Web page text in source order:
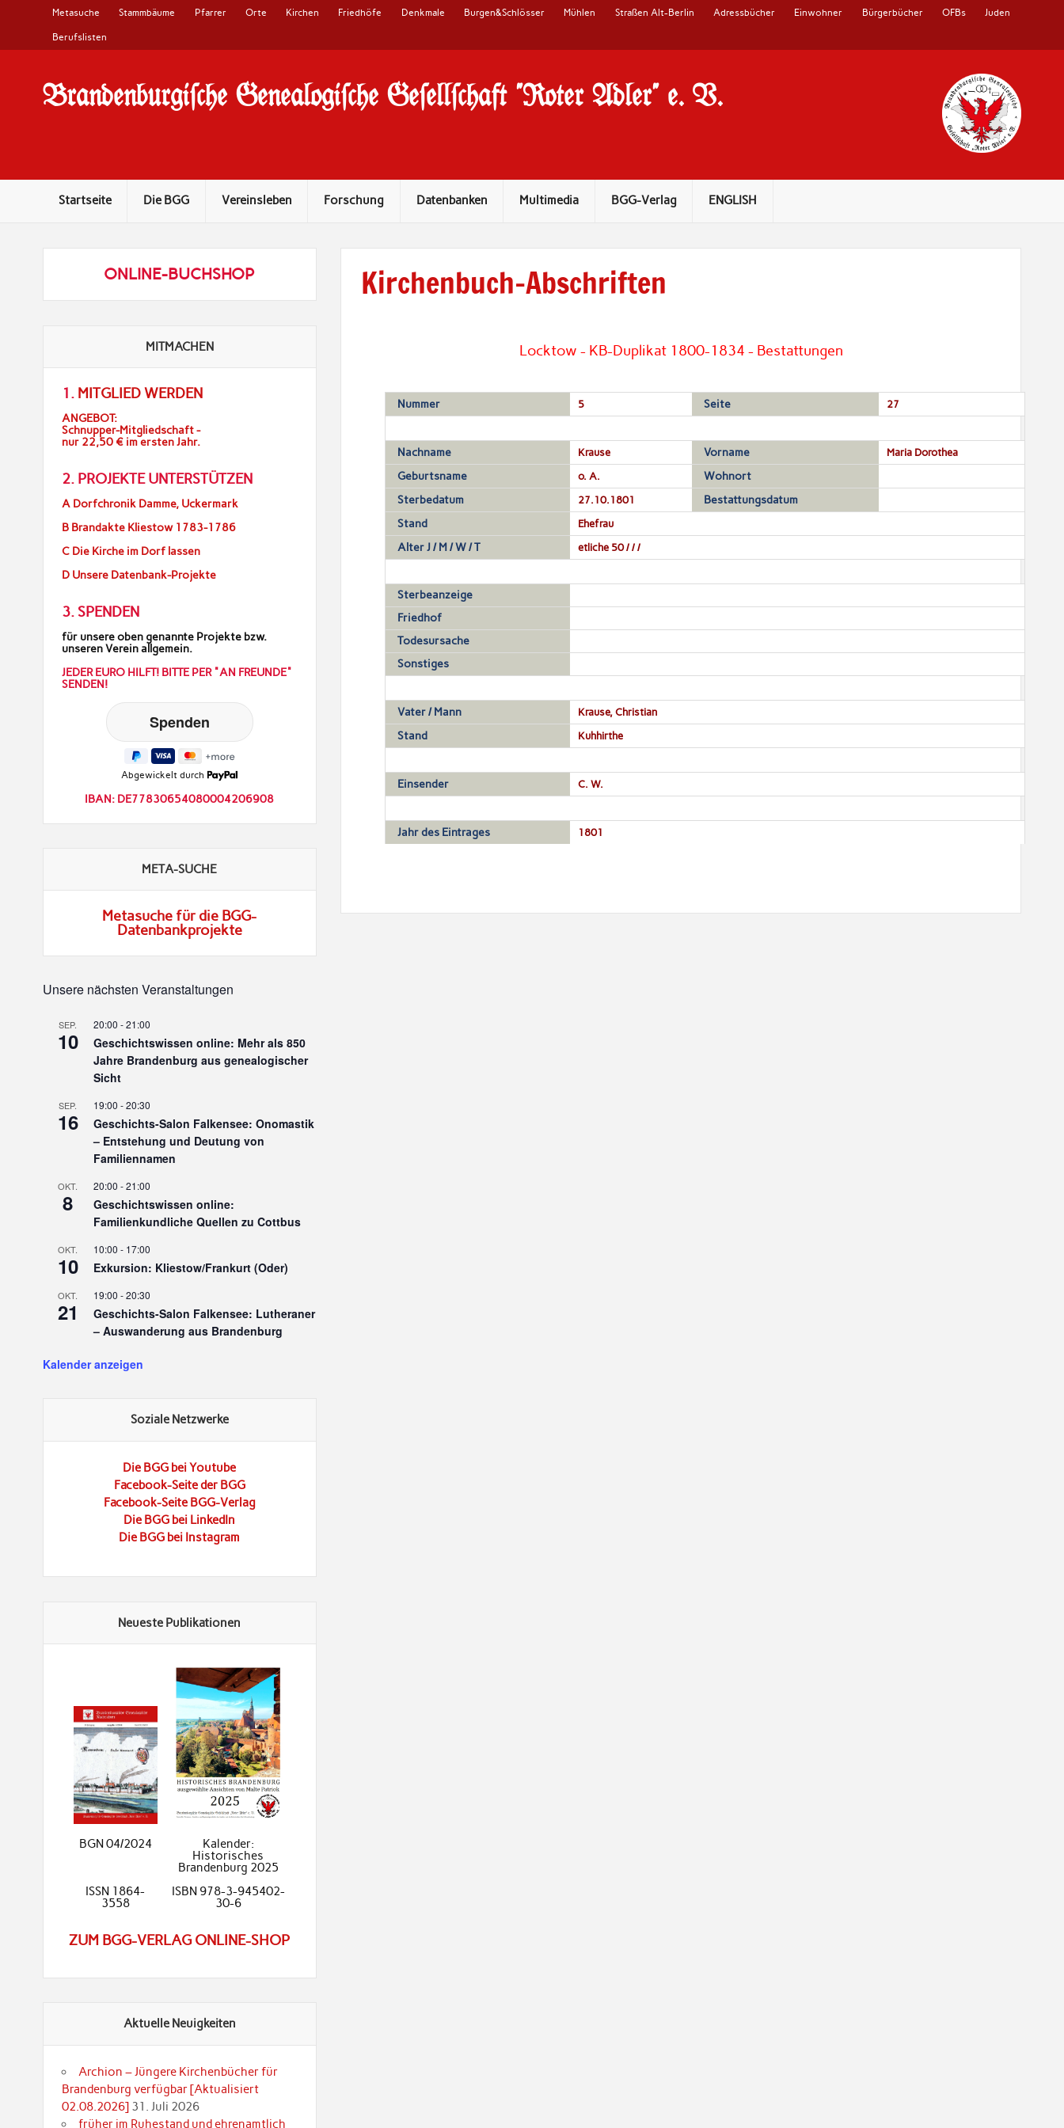
Metasuche Stammbäume Pfarrer Orte Kirchen Friedhöfe Denkmale Burgen&Schlösser Mühlen Straßen Alt-Berlin Adressbücher Einwohner Bürgerbücher OFBs Juden
Berufslisten
Brandenburgi#che Genealogi#che Ge#ell#chaft "Roter Adler" e. V.
Startseite Die BGG Vereinsleben Forschung Datenbanken Multimedia BGG-Verlag ENGLISH
Kirchenbuch-Abschriften
Locktow - KB-Duplikat 1800-1834 - Bestattungen
Nummer 5 Seite 27
Nachname Krause Vorname Maria Dorothea
Geburtsname o. A.
Wohnort
Sterbedatum
27.10.1801
Bestattungsdatum
Stand
Ehefrau
Alter J / M / W / T etliche 50 / / /
Sterbeanzeige
Friedhof
Todesursache
Sonstiges
Vater / Mann Krause, Christian
Stand Kuhhirthe
Einsender C. W.
Jahr des Eintrages 1801
ONLINE-BUCHSHOP
MITMACHEN
1. MITGLIED WERDEN
ANGEBOT:
Schnupper-Mitgliedschaft -
nur 22,50 € im ersten Jahr.
2. PROJEKTE UNTERSTÜTZEN
A Dorfchronik Damme, Uckermark
B Brandakte Kliestow 1783-1786
C Die Kirche im Dorf lassen
D Unsere Datenbank-Projekte
3. SPENDEN
für unsere oben genannte Projekte bzw.
unseren Verein allgemein.
JEDER EURO HILFT! BITTE PER "AN FREUNDE"
SENDEN!
Abgewickelt durch
IBAN: DE77830654080004206908
META-SUCHE
Metasuche für die BGG-
Datenbankprojekte
Unsere nächsten Veranstaltungen
SEP.
10
20:00 -21:00
Geschichtswissen online: Mehr als 850
Jahre Brandenburg aus genealogischer
Sicht
SEP.
16
19:00 -20:30
Geschichts-Salon Falkensee: Onomastik
– Entstehung und Deutung von
Familiennamen
OKT.
8
20:00 -21:00
Geschichtswissen online:
Familienkundliche Quellen zu Cottbus
OKT.
10
10:00 - 17:00
Exkursion: Kliestow/Frankurt (Oder)
OKT.
21
19:00 -20:30
Geschichts-Salon Falkensee: Lutheraner
– Auswanderung aus Brandenburg
Kalender anzeigen
Soziale Netzwerke
Die BGG bei Youtube
Facebook-Seite der BGG
Facebook-Seite BGG-Verlag
Die BGG bei LinkedIn
Die BGG bei Instagram
Neueste Publikationen
BGN 04/2024
Kalender:
Historisches
Brandenburg 2025
ISSN 1864-
3558
ISBN 978-3-945402-
30-6
ZUM BGG-VERLAG ONLINE-SHOP
Aktuelle Neuigkeiten
Archion – Jüngere Kirchenbücher für
Brandenburg verfügbar [Aktualisiert
02.08.2026] 31. Juli 2026
früher im Ruhestand und ehrenamtlich